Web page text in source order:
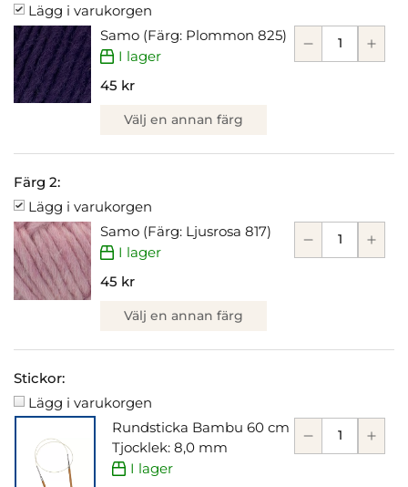
Lägg i varukorgen
Samo (Färg: Plommon 825)
I lager
45 kr
Välj en annan färg
Färg 2:
Lägg i varukorgen
Samo (Färg: Ljusrosa 817)
I lager
45 kr
Välj en annan färg
Stickor:
Lägg i varukorgen
Rundsticka Bambu 60 cm
Tjocklek: 8,0 mm
I lager